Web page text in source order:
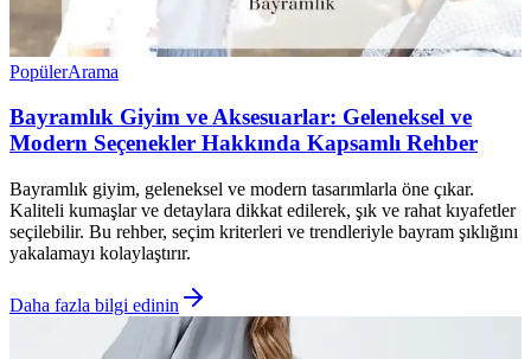
PopülerArama
Bayramlık Giyim ve Aksesuarlar: Geleneksel ve
Modern Seçenekler Hakkında Kapsamlı Rehber
Bayramlık giyim, geleneksel ve modern tasarımlarla öne çıkar.
Kaliteli kumaşlar ve detaylara dikkat edilerek, şık ve rahat kıyafetler
seçilebilir. Bu rehber, seçim kriterleri ve trendleriyle bayram şıklığını
yakalamayı kolaylaştırır.
Daha fazla bilgi edinin